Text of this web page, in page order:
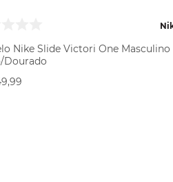
Nike Slide Victori One Masculino
Dourado
,99